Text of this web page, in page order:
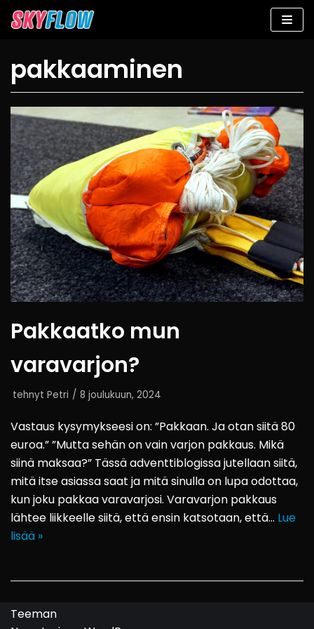
Siirry
suoraan
pakkaaminen
Pakkaatko mun
varavarjon?
tehnyt Petri 8 joulukuun, 2024
Vastaus kysymykseesi on: ”Pakkaan. Ja otan siitä 80
euroa.” ”Mutta sehän on vain varjon pakkaus. Mikä
siinä maksaa?” Tässä adventtiblogissa jutellaan siitä,
mitä itse asiassa saat ja mitä sinulla on lupa odottaa,
kun joku pakkaa varavarjosi. Varavarjon pakkaus
lähtee liikkeelle siitä, että ensin katsotaan, että… Lue
lisää »
Teeman